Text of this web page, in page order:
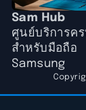
Sam Hub
ศูนย์บริการค
สำหรับมือถือ
Samsung